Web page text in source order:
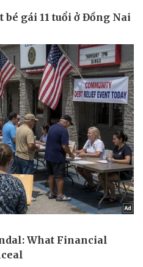
Việt Nam